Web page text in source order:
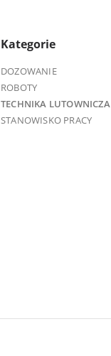
Kategorie
DOZOWANIE
ROBOTY
TECHNIKA LUTOWNICZA
STANOWISKO PRACY